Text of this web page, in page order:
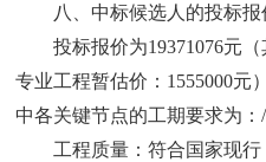
八、中标候选人的投标报
投标报价为19371076元
专业工程暂估价：1555000元
中各关键节点的工期要求为：/
工程质量：符合国家现